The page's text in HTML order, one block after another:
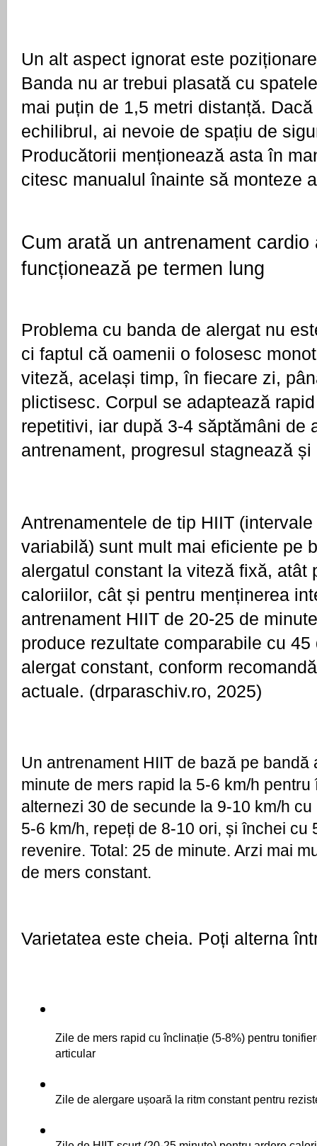
Un alt aspect ignorat este
Banda nu ar trebui plasată cu
mai puțin de 1,5 metri distanță.
echilibrul, ai nevoie de spațiu de
Producătorii menționează asta în
citesc manualul înainte să monteze
Cum arată un antrenament
funcționează pe termen lung
Problema cu banda de alergat nu
ci faptul că oamenii o folosesc
viteză, același timp, în fiecare zi,
plictisesc. Corpul se adaptează
repetitivi, iar după 3-4 săptămâni de
antrenament, progresul stagnează
Antrenamentele de tip HIIT
variabilă) sunt mult mai eficiente pe
alergatul constant la viteză fixă, atât
caloriilor, cât și pentru menținerea
antrenament HIIT de 20-25 de
produce rezultate comparabile cu 45
alergat constant, conform
actuale. (drparaschiv.ro, 2025)
Un antrenament HIIT de bază pe bandă
minute de mers rapid la 5-6 km/h
alternezi 30 de secunde la 9-10 km/h
5-6 km/h, repeți de 8-10 ori, și închei cu
revenire. Total: 25 de minute. Arzi mai
de mers constant.
Varietatea este cheia. Poți alterna
Zile de mers rapid cu înclinație (5-8%) pentru
articular
Zile de alergare ușoară la ritm constant pentru